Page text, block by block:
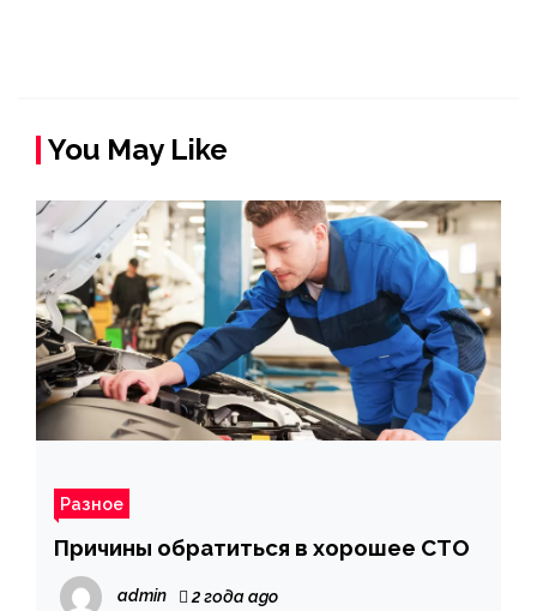
You May Like
Разное
Причины обратиться в хорошее СТО
admin 2 года ago